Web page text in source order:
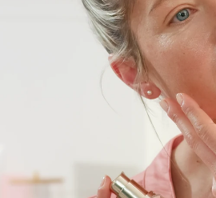
FAQ™ Pure Beauty-Tech Elixir
issa™ Teeth Whitening Set
Deutsch
Italiano
Svenska
简体中文
发货国家